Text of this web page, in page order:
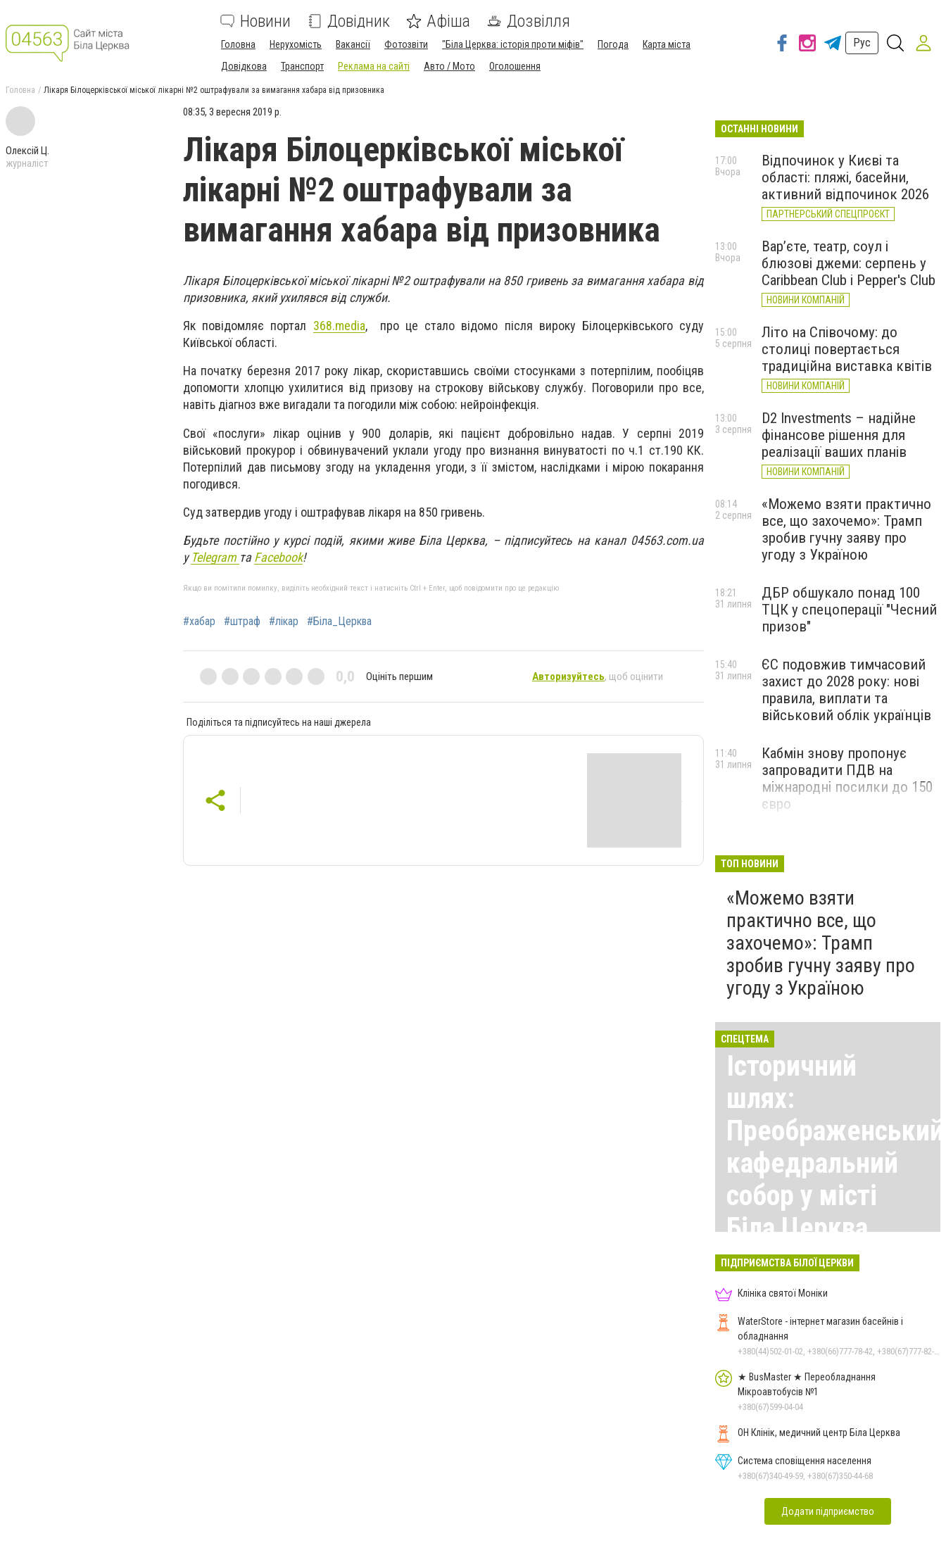
Новини Довідник Афіша Дозвілля
Головна Нерухомість Вакансії Фотозвіти "Біла Церква: історія проти міфів" Погода
Карта міста
Довідкова
Транспорт Реклама на сайті Авто / Мото Оголошення
Рус
Головна Лікаря Білоцерківської міської лікарні №2 оштрафували за вимагання хабара від призовника
Олексій Ц.
журналіст
08:35, 3 вересня 2019 р.
Лікаря Білоцерківської міської
лікарні №2 оштрафували за
вимагання хабара від призовника
Лікаря Білоцерківської міської лікарні №2 оштрафували на 850 гривень за вимагання хабара від
призовника, який ухилявся від служби.
Як повідомляє портал 368.media, про це стало відомо після вироку Білоцерківського суду
Київської області.
На початку березня 2017 року лікар, скориставшись своїми стосунками з потерпілим, пообіцяв
допомогти хлопцю ухилитися від призову на строкову військову службу. Поговорили про все,
навіть діагноз вже вигадали та погодили між собою: нейроінфекція.
Свої «послуги» лікар оцінив у 900 доларів, які пацієнт добровільно надав. У серпні 2019
військовий прокурор і обвинувачений уклали угоду про визнання винуватості по ч.1 ст.190 КК.
Потерпілий дав письмову згоду на укладення угоди, з її змістом, наслідками і мірою покарання
погодився.
Суд затвердив угоду і оштрафував лікаря на 850 гривень.
Будьте постійно у курсі подій, якими живе Біла Церква, – підписуйтесь на канал 04563.com.ua
уTelegram таFacebook!
Якщо ви помітили помилку, виділіть необхідний текст і натисніть Ctrl + Enter, щоб повідомити про це редакцію
#хабар #штраф #лікар #Біла_Церква
0,0 Оцініть першим Авторизуйтесь, щоб оцінити
Поділіться та підписуйтесь на наші джерела
ОСТАННІ НОВИНИ
Відпочинок у Києві та
області: пляжі, басейни,
активний відпочинок 2026
ПАРТНЕРСЬКИЙ СПЕЦПРОЄКТ
17:00
Вчора
Вар’єте, театр, соул і
блюзові джеми: серпень у
Caribbean Club і Pepper's Club
НОВИНИ КОМПАНІЙ
13:00
Вчора
Літо на Співочому: до
столиці повертається
традиційна виставка квітів
НОВИНИ КОМПАНІЙ
15:00
5 серпня
D2 Investments – надійне
фінансове рішення для
реалізації ваших планів
НОВИНИ КОМПАНІЙ
13:00
3 серпня
«Можемо взяти практично
все, що захочемо»: Трамп
зробив гучну заяву про
угоду з Україною
08:14
2 серпня
ДБР обшукало понад 100
ТЦК у спецоперації "Чесний
призов"
18:21
31 липня
ЄС подовжив тимчасовий
захист до 2028 року: нові
правила, виплати та
військовий облік українців
15:40
31 липня
Кабмін знову пропонує
запровадити ПДВ на
міжнародні посилки до 150
євро
11:40
31 липня
ТОП НОВИНИ
«Можемо взяти
практично все, що
захочемо»: Трамп
зробив гучну заяву про
угоду з Україною
СПЕЦТЕМА
Історичний
шлях:
Преображенський
кафедральний
собор у місті
Біла Церква
Всі матеріали тут
ПІДПРИЄМСТВА БІЛОЇ ЦЕРКВИ
Клініка святої Моніки
WaterStore - інтернет магазин басейнів і
обладнання
★ BusMaster ★ Переобладнання
Мікроавтобусів №1
+380(67)599-04-04
ОН Клінік, медичний центр Біла Церква
Система сповіщення населення
+380(67)340-49-59, +380(67)350-44-68
Додати підприємство